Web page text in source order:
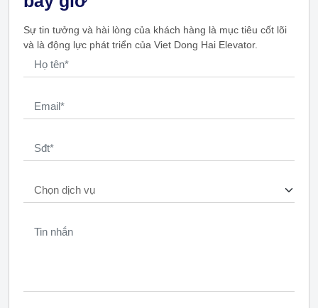
Sự tin tưởng và hài lòng của khách hàng là mục tiêu cốt lõi
và là động lực phát triển của Viet Dong Hai Elevator.